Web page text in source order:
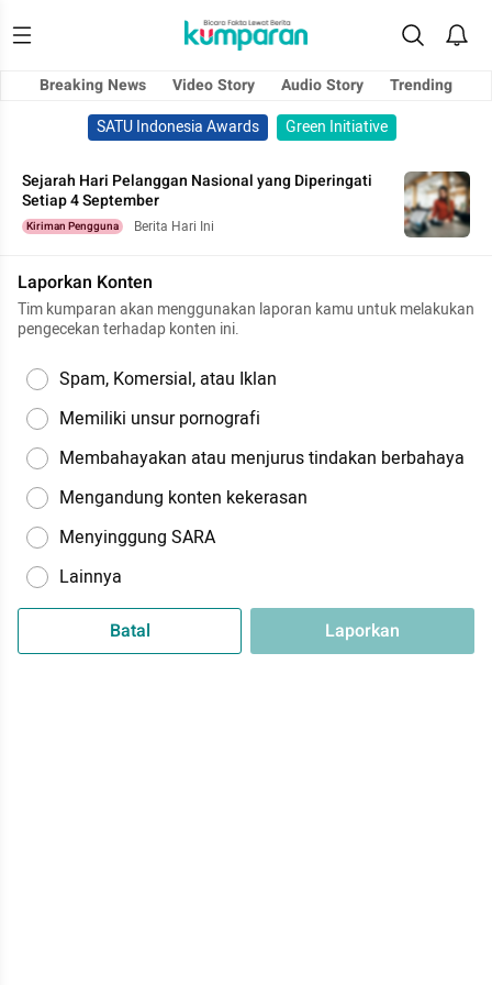
Breaking News Video Story Audio Story
Trending
SATU Indonesia Awards
Green Initiative
Sejarah Hari Pelanggan Nasional yang Diperingati
Setiap 4 September
Kiriman Pengguna Berita Hari Ini
Laporkan Konten
Tim kumparan akan menggunakan laporan kamu untuk melakukan
pengecekan terhadap konten ini.
Spam, Komersial, atau Iklan
Memiliki unsur pornografi
Membahayakan atau menjurus tindakan berbahaya
Mengandung konten kekerasan
Menyinggung SARA
Lainnya
Batal Laporkan